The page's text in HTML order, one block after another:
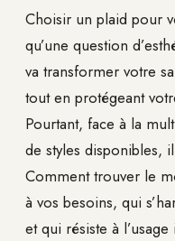
Choisir un plaid pour
qu’une question
va transformer votre
tout en protégeant
Pourtant, face à la
de styles disponibles,
Comment trouver le
à vos besoins, qui
et qui résiste à